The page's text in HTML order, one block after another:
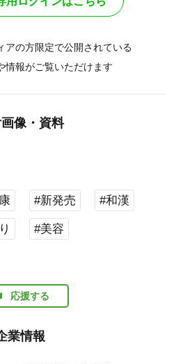
アの方限定で公開されている
情報がご覧いただけます
像・資料
#新発売 #和漢
#美容
応援する
業情報